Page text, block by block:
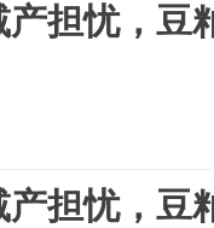
产担忧，
产担忧，